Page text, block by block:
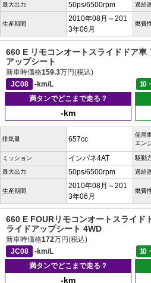
最大出力 50ps/6500rpm 過給
生産期間
2010年08月～201
3年06月
燃費
660 E リモコンオートスライドドア車
アップシート
新車時価格159.3万円(税込)
JC08
-km/L 10
満タンでどこまで走る？
-km
排気量 657cc
使用
エン
ミッション インパネ4AT 駆動
最大出力 50ps/6500rpm 過給
生産期間
2010年08月～201
3年06月
燃費
660 E FOURリモコンオートスライド
ライドアップシート 4WD
新車時価格172万円(税込)
JC08
-km/L 10
満タンでどこまで走る？
-km